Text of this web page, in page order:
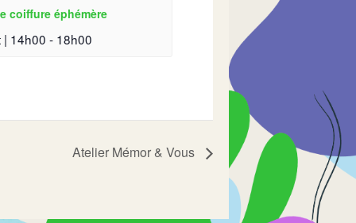
coiffure éphémère
14h00 - 18h00
Atelier Mémor & Vous